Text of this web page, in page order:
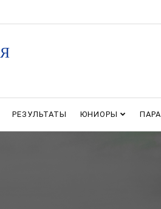
РЕЗУЛЬТАТЫ ЮНИОРЫ